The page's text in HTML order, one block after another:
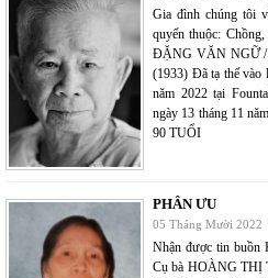
Gia đình chúng tôi
quyến thuộc:
ĐẶNG VĂN NGỮ /
(1933) Đã tạ thế vào
năm 2022 tại
ngày 13 tháng 11
90 TUỔI
PHÂN ƯU
05 Tháng Mười 2022
Nhận được tin buồn
Cụ bà HOÀNG THỊ